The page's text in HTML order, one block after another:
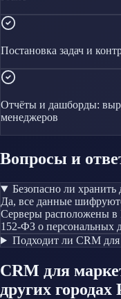
Постановка задач и
Отчёты и дашборды:
менеджеров
Вопросы и
Безопасно ли
Да, все данные
Серверы расположены в
152-ФЗ о персональных
Подходит ли CRM
CRM для
других городах